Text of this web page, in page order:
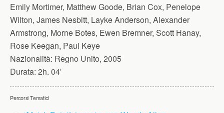
Emily Mortimer, Matthew Goode, Brian Cox, Penelope
Wilton, James Nesbitt, Layke Anderson, Alexander
Armstrong, Morne Botes, Ewen Bremner, Scott Hanay,
Rose Keegan, Paul Keye
Nazionalità: Regno Unito, 2005
Durata: 2h. 04′
Percorsi Tematici